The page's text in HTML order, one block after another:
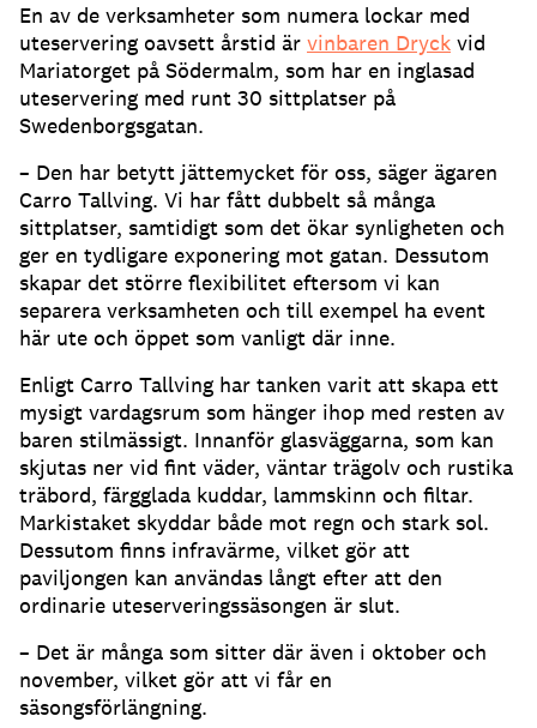
En av de verksamheter som numera lockar med
uteservering oavsett årstid är vinbaren Dryck vid
Mariatorget på Södermalm, som har en inglasad
uteservering med runt 30 sittplatser på
Swedenborgsgatan.
– Den har betytt jättemycket för oss, säger ägaren
Carro Tallving. Vi har fått dubbelt så många
sittplatser, samtidigt som det ökar synligheten och
ger en tydligare exponering mot gatan. Dessutom
skapar det större flexibilitet eftersom vi kan
separera verksamheten och till exempel ha event
här ute och öppet som vanligt där inne.
Enligt Carro Tallving har tanken varit att skapa ett
mysigt vardagsrum som hänger ihop med resten av
baren stilmässigt. Innanför glasväggarna, som kan
skjutas ner vid fint väder, väntar trägolv och rustika
träbord, färgglada kuddar, lammskinn och filtar.
Markistaket skyddar både mot regn och stark sol.
Dessutom finns infravärme, vilket gör att
paviljongen kan användas långt efter att den
ordinarie uteserveringssäsongen är slut.
– Det är många som sitter där även i oktober och
november, vilket gör att vi får en
säsongsförlängning.